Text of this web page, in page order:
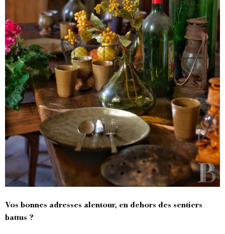
Vos bonnes adresses alentour, en dehors des sentiers
battus ?